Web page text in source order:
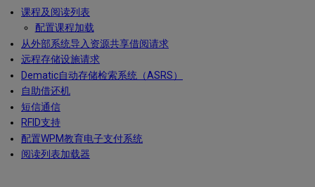
课程及阅读列表
配置课程加载
从外部系统导入资源共享借阅请求
远程存储设施请求
Dematic自动存储检索系统（ASRS）
自助借还机
短信通信
RFID支持
配置WPM教育电子支付系统
阅读列表加载器